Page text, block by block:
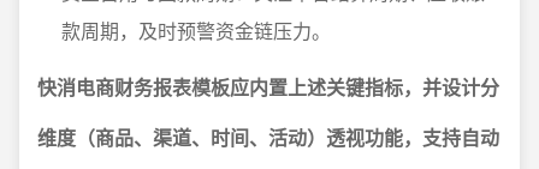
款周期，及时预警资金链压力。
快消电商财务报表模板应内置上述关键指标，并设计分
维度（商品、渠道、时间、活动）透视功能，支持自动